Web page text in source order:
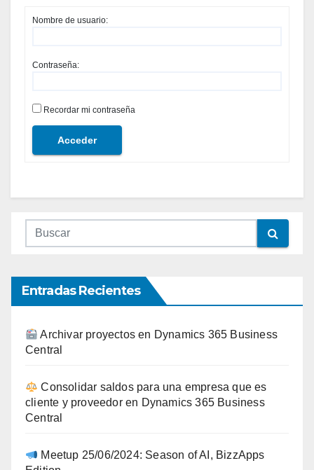
Nombre de usuario:
Contraseña:
Recordar mi contraseña
Acceder
Entradas Recientes
Archivar proyectos en Dynamics 365 Business
Central
Consolidar saldos para una empresa que es
cliente y proveedor en Dynamics 365 Business
Central
Meetup 25/06/2024: Season of AI, BizzApps